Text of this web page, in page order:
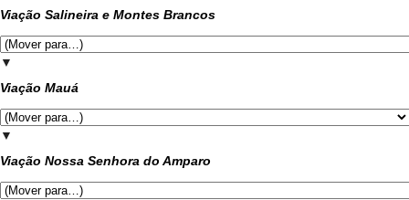
Viação Salineira e Montes Brancos
▼
Viação Mauá
▼
Viação Nossa Senhora do Amparo